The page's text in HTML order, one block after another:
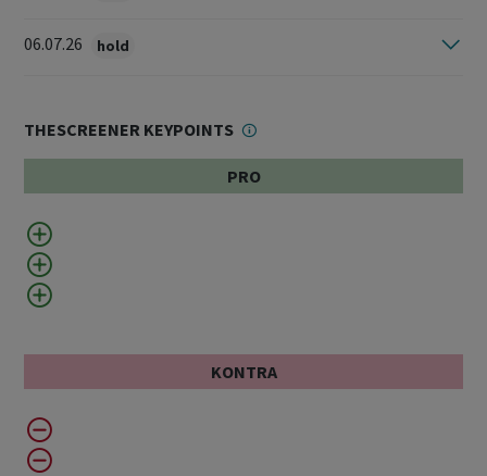
06.07.26 hold
THESCREENER KEYPOINTS
PRO
KONTRA